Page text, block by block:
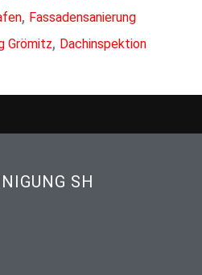
, Fassadensanierung
Grömitz, Dachinspektion
SH